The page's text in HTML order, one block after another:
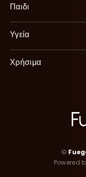
Παιδι
Υγεία
Χρήσιμα
©
Powered